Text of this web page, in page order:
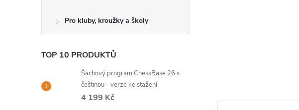
Pro kluby, kroužky a školy
TOP 10 PRODUKTŮ
Šachový program ChessBase 26 s
češtinou - verze ke stažení
4 199 Kč